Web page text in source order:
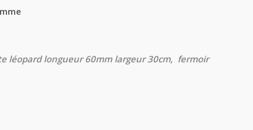
léopard longueur 60mm largeur 30cm, fermoir